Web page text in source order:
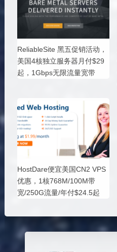
ReliableSite 黑五促销活动，
美国4核独立服务器月付$29
起，1Gbps无限流量宽带
HostDare便宜美国CN2 VPS
优惠，1核768M/100M带
宽/250G流量/年付$24.5起